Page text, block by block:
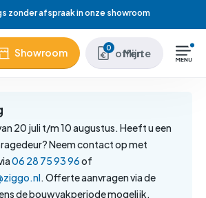
zonder afspraak in onze showroom
Showroom 0 Mijn offerte
20 juli t/m 10 augustus. Heeft u een
Neem contact op met
06 28 75 93 96of
. Offerte aanvragen via de
de bouwvakperiode mogelijk.
Close
Menu